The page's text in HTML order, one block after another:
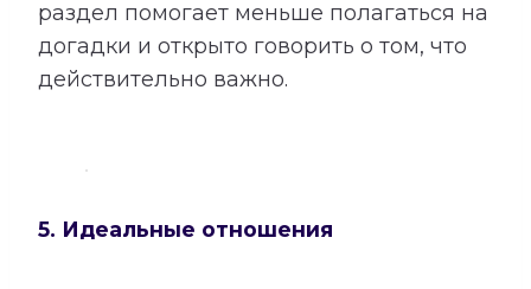
раздел помогает меньше полагаться на
догадки и открыто говорить о том, что
действительно важно.
5. Идеальные отношения